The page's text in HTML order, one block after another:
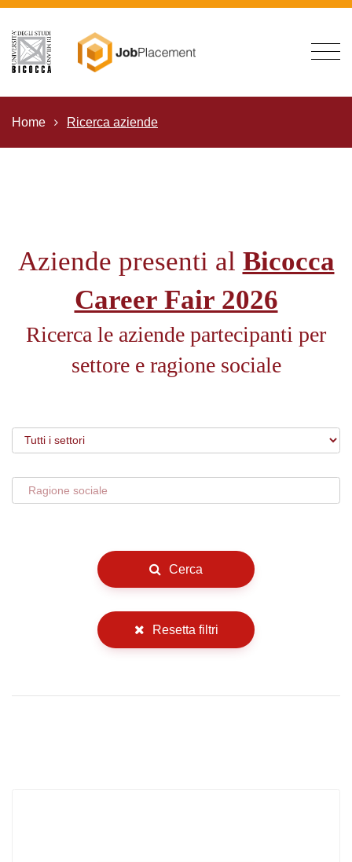
Home Ricerca aziende
Aziende presenti al Bicocca
Career Fair 2026
Ricerca le aziende partecipanti per
settore e ragione sociale
Cerca
Resetta filtri